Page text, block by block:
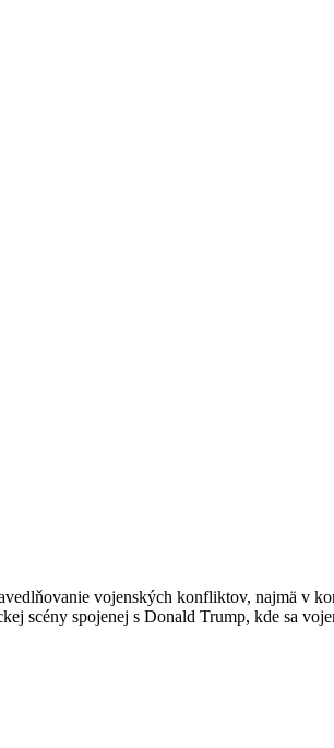
vojenských konfliktov, najmä v
scény spojenej s Donald Trump, kde sa